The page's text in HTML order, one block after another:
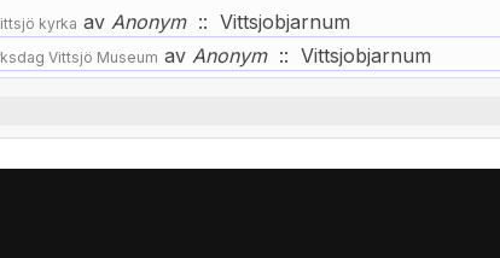
kyrka av Anonym:: Vittsjobjarnum
Vittsjö Museum av Anonym:: Vittsjobjarnum